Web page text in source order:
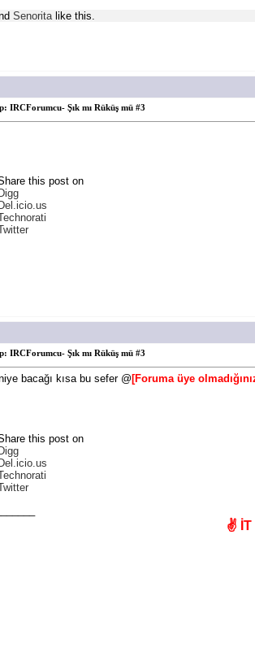
Senoritalike this.
IRCForumcu- Şık mı Rüküş mü #3
this post on
IRCForumcu- Şık mı Rüküş mü #3
bacağı kısa bu sefer @ [Foruma üye
this post on
✌️ İT